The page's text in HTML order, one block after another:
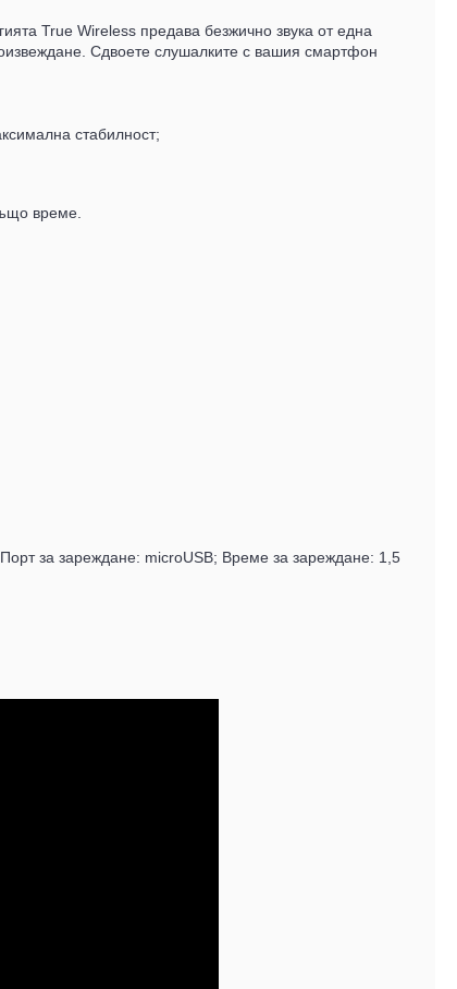
True Wireless предава безжично звука от една
Сдвоете слушалките с вашия смартфон
стабилност;
време.
за зареждане: microUSB; Време за зареждане: 1,5